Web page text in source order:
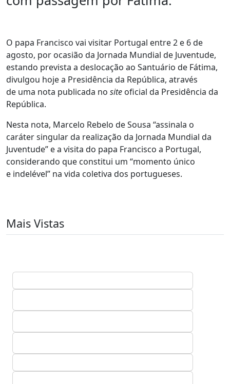
O papa Francisco vai visitar Portugal entre 2 e 6 de
agosto, por ocasião da Jornada Mundial de Juventude,
estando prevista a deslocação ao Santuário de Fátima,
divulgou hoje a Presidência da República, através
de uma nota publicada no site oficial da Presidência da
República.
Nesta nota, Marcelo Rebelo de Sousa “assinala o
caráter singular da realização da Jornada Mundial da
Juventude” e a visita do papa Francisco a Portugal,
considerando que constitui um “momento único
e indelével” na vida coletiva dos portugueses.
Mais Vistas